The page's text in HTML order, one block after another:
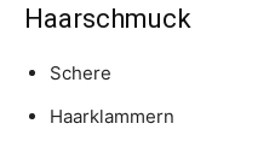
Haarschmuck
Schere
Haarklammern